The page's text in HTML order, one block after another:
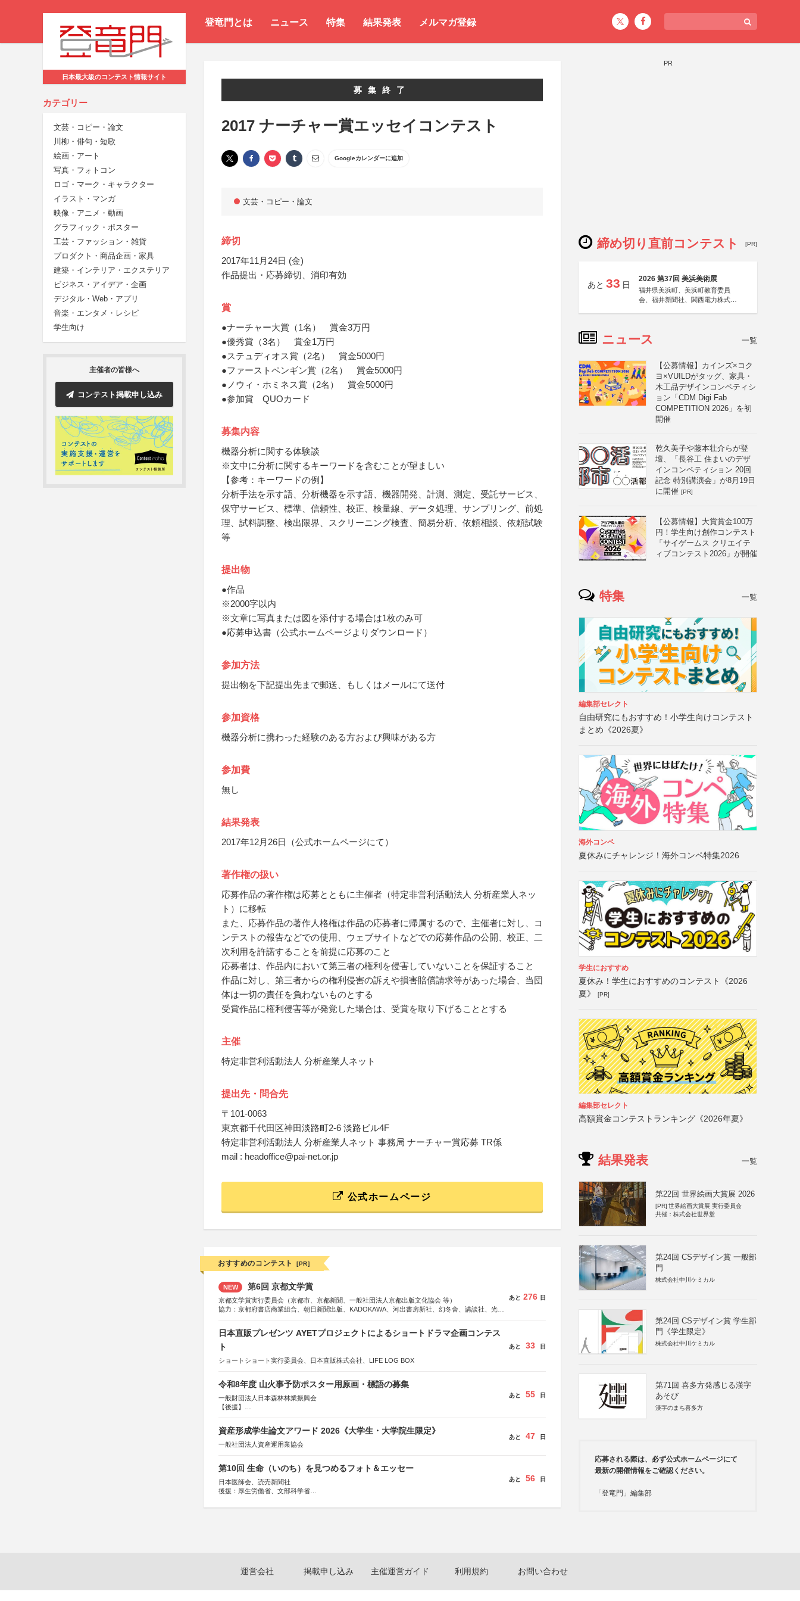
登竜門とは ニュース 特集 結果発表 メルマガ登録
日本最大級のコンテスト情報サイト
カテゴリー
文芸・コピー・論文
川柳・俳句・短歌
絵画・アート
写真・フォトコン
ロゴ・マーク・キャラクター
イラスト・マンガ
映像・アニメ・動画
グラフィック・ポスター
工芸・ファッション・雑貨
プロダクト・商品企画・家具
建築・インテリア・エクステリア
ビジネス・アイデア・企画
デジタル・Web・アプリ
音楽・エンタメ・レシピ
学生向け
主催者の皆様へ
コンテスト掲載申し込み
募集終了
2017 ナーチャー賞エッセイコンテスト
Googleカレンダーに追加
文芸・コピー・論文
締切
2017年11月24日 (金)
作品提出・応募締切、消印有効
賞
●ナーチャー大賞（1名） 賞金3万円
●優秀賞（3名） 賞金1万円
●ステュディオス賞（2名） 賞金5000円
●ファーストペンギン賞（2名） 賞金5000円
●ノウィ・ホミネス賞（2名） 賞金5000円
●参加賞 QUOカード
募集内容
機器分析に関する体験談
※文中に分析に関するキーワードを含むことが望ましい
【参考：キーワードの例】
分析手法を示す語、分析機器を示す語、機器開発、計測、測定、受託サービス、
保守サービス、標準、信頼性、校正、検量線、データ処理、サンプリング、前処
理、試料調整、検出限界、スクリーニング検査、簡易分析、依頼相談、依頼試験
等
提出物
●作品
※2000字以内
※文章に写真または図を添付する場合は1枚のみ可
●応募申込書（公式ホームページよりダウンロード）
参加方法
提出物を下記提出先まで郵送、もしくはメールにて送付
参加資格
機器分析に携わった経験のある方および興味がある方
参加費
無し
結果発表
2017年12月26日（公式ホームページにて）
著作権の扱い
応募作品の著作権は応募とともに主催者（特定非営利活動法人 分析産業人ネッ
ト）に移転
また、応募作品の著作人格権は作品の応募者に帰属するので、主催者に対し、コ
ンテストの報告などでの使用、ウェブサイトなどでの応募作品の公開、校正、二
次利用を許諾することを前提に応募のこと
応募者は、作品内において第三者の権利を侵害していないことを保証すること
作品に対し、第三者からの権利侵害の訴えや損害賠償請求等があった場合、当団
体は一切の責任を負わないものとする
受賞作品に権利侵害等が発覚した場合は、受賞を取り下げることとする
主催
特定非営利活動法人 分析産業人ネット
提出先・問合先
〒101-0063
東京都千代田区神田淡路町2-6 淡路ビル4F
特定非営利活動法人 分析産業人ネット 事務局 ナーチャー賞応募 TR係
mail : headoffice@pai-net.or.jp
公式ホームページ
おすすめのコンテスト [PR]
NEW 第6回 京都文学賞
京都文学賞実行委員会（京都市、京都新聞、一般社団法人京都出版文化協会 等）
協力：京都府書店商業組合、朝日新聞出版、KADOKAWA、河出書房新社、幻冬舎、講談社、光文
研究所、双葉社、文藝春秋、ポプラ社、毎日新聞出版
あと 276 日
日本直販プレゼンツ AYETプロジェクトによるショートドラマ企画コンテス
ト
ショートショート実行委員会、日本直販株式会社、LIFE LOG BOX
あと 33 日
令和8年度 山火事予防ポスター用原画・標語の募集
一般財団法人日本森林林業振興会
【後援】
あと 55 日
資産形成学生論文アワード 2026《大学生・大学院生限定》
一般社団法人資産運用業協会
あと 47 日
第10回 生命（いのち）を見つめるフォト＆エッセー
日本医師会、読売新聞社
後援：厚生労働省、文部科学省
あと 56 日
PR
締め切り直前コンテスト [PR]
あと 33 日
2026 第37回 美浜美術展
福井県美浜町、美浜町教育委員
会、福井新聞社、関西電力株式会
ニュース 一覧
【公募情報】カインズ×コク
ヨ×VUILDがタッグ、家具・
木工品デザインコンペティシ
ョン「CDM Digi Fab
COMPETITION 2026」を初
開催
乾久美子や藤本壮介らが登
壇、「長谷工 住まいのデザ
インコンペティション 20回
記念 特別講演会」が8月19日
に開催 [PR]
【公募情報】大賞賞金100万
円！学生向け創作コンテスト
「サイゲームス クリエイテ
ィブコンテスト2026」が開催
特集 一覧
編集部セレクト
自由研究にもおすすめ！小学生向けコンテスト
まとめ《2026夏》
海外コンペ
夏休みにチャレンジ！海外コンペ特集2026
学生におすすめ
夏休み！学生におすすめのコンテスト《2026
夏》
[PR]
編集部セレクト
高額賞金コンテストランキング《2026年夏》
結果発表 一覧
第22回 世界絵画大賞展 2026
[PR] 世界絵画大賞展 実行委員会
共催：株式会社世界堂
第24回 CSデザイン賞 一般部
門
株式会社中川ケミカル
第24回 CSデザイン賞 学生部
門《学生限定》
株式会社中川ケミカル
第71回 喜多方発感じる漢字
あそび
漢字のまち喜多方
応募される際は、必ず公式ホームページにて
最新の開催情報をご確認ください。
「登竜門」編集部
運営会社 掲載申し込み 主催運営ガイド 利用規約 お問い合わせ